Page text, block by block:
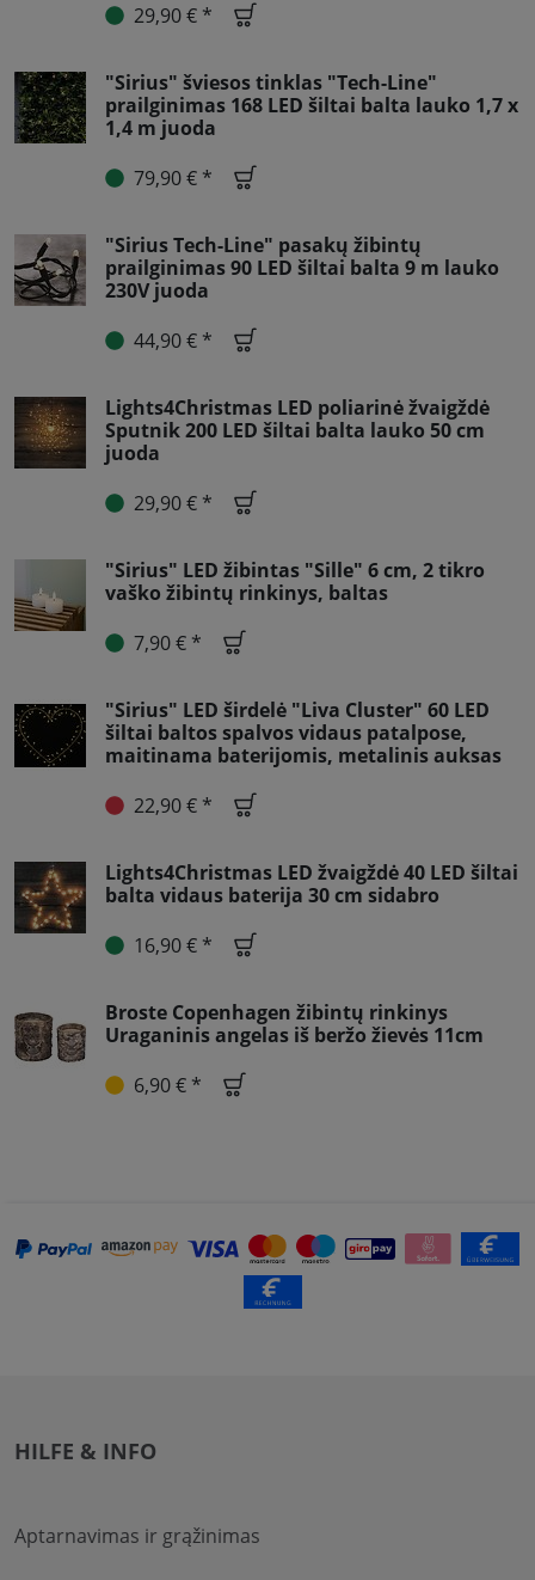
29,90 € *
"Sirius" šviesos tinklas "Tech-Line"
prailginimas 168 LED šiltai balta lauko 1,7 x
1,4 m juoda
79,90 € *
"Sirius Tech-Line" pasakų žibintų
prailginimas 90 LED šiltai balta 9 m lauko
230V juoda
44,90 € *
Lights4Christmas LED poliarinė žvaigždė
Sputnik 200 LED šiltai balta lauko 50 cm
juoda
29,90 € *
"Sirius" LED žibintas "Sille" 6 cm, 2 tikro
vaško žibintų rinkinys, baltas
7,90 € *
"Sirius" LED širdelė "Liva Cluster" 60 LED
šiltai baltos spalvos vidaus patalpose,
maitinama baterijomis, metalinis auksas
22,90 € *
Lights4Christmas LED žvaigždė 40 LED šiltai
balta vidaus baterija 30 cm sidabro
16,90 € *
Broste Copenhagen žibintų rinkinys
Uraganinis angelas iš beržo žievės 11cm
6,90 € *
HILFE & INFO
Aptarnavimas ir grąžinimas